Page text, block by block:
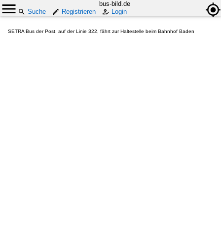
bus-bild.de
Suche
Registrieren Login
SETRA Bus der Post, auf der Linie 322, fährt zur Haltestelle beim Bahnhof Baden